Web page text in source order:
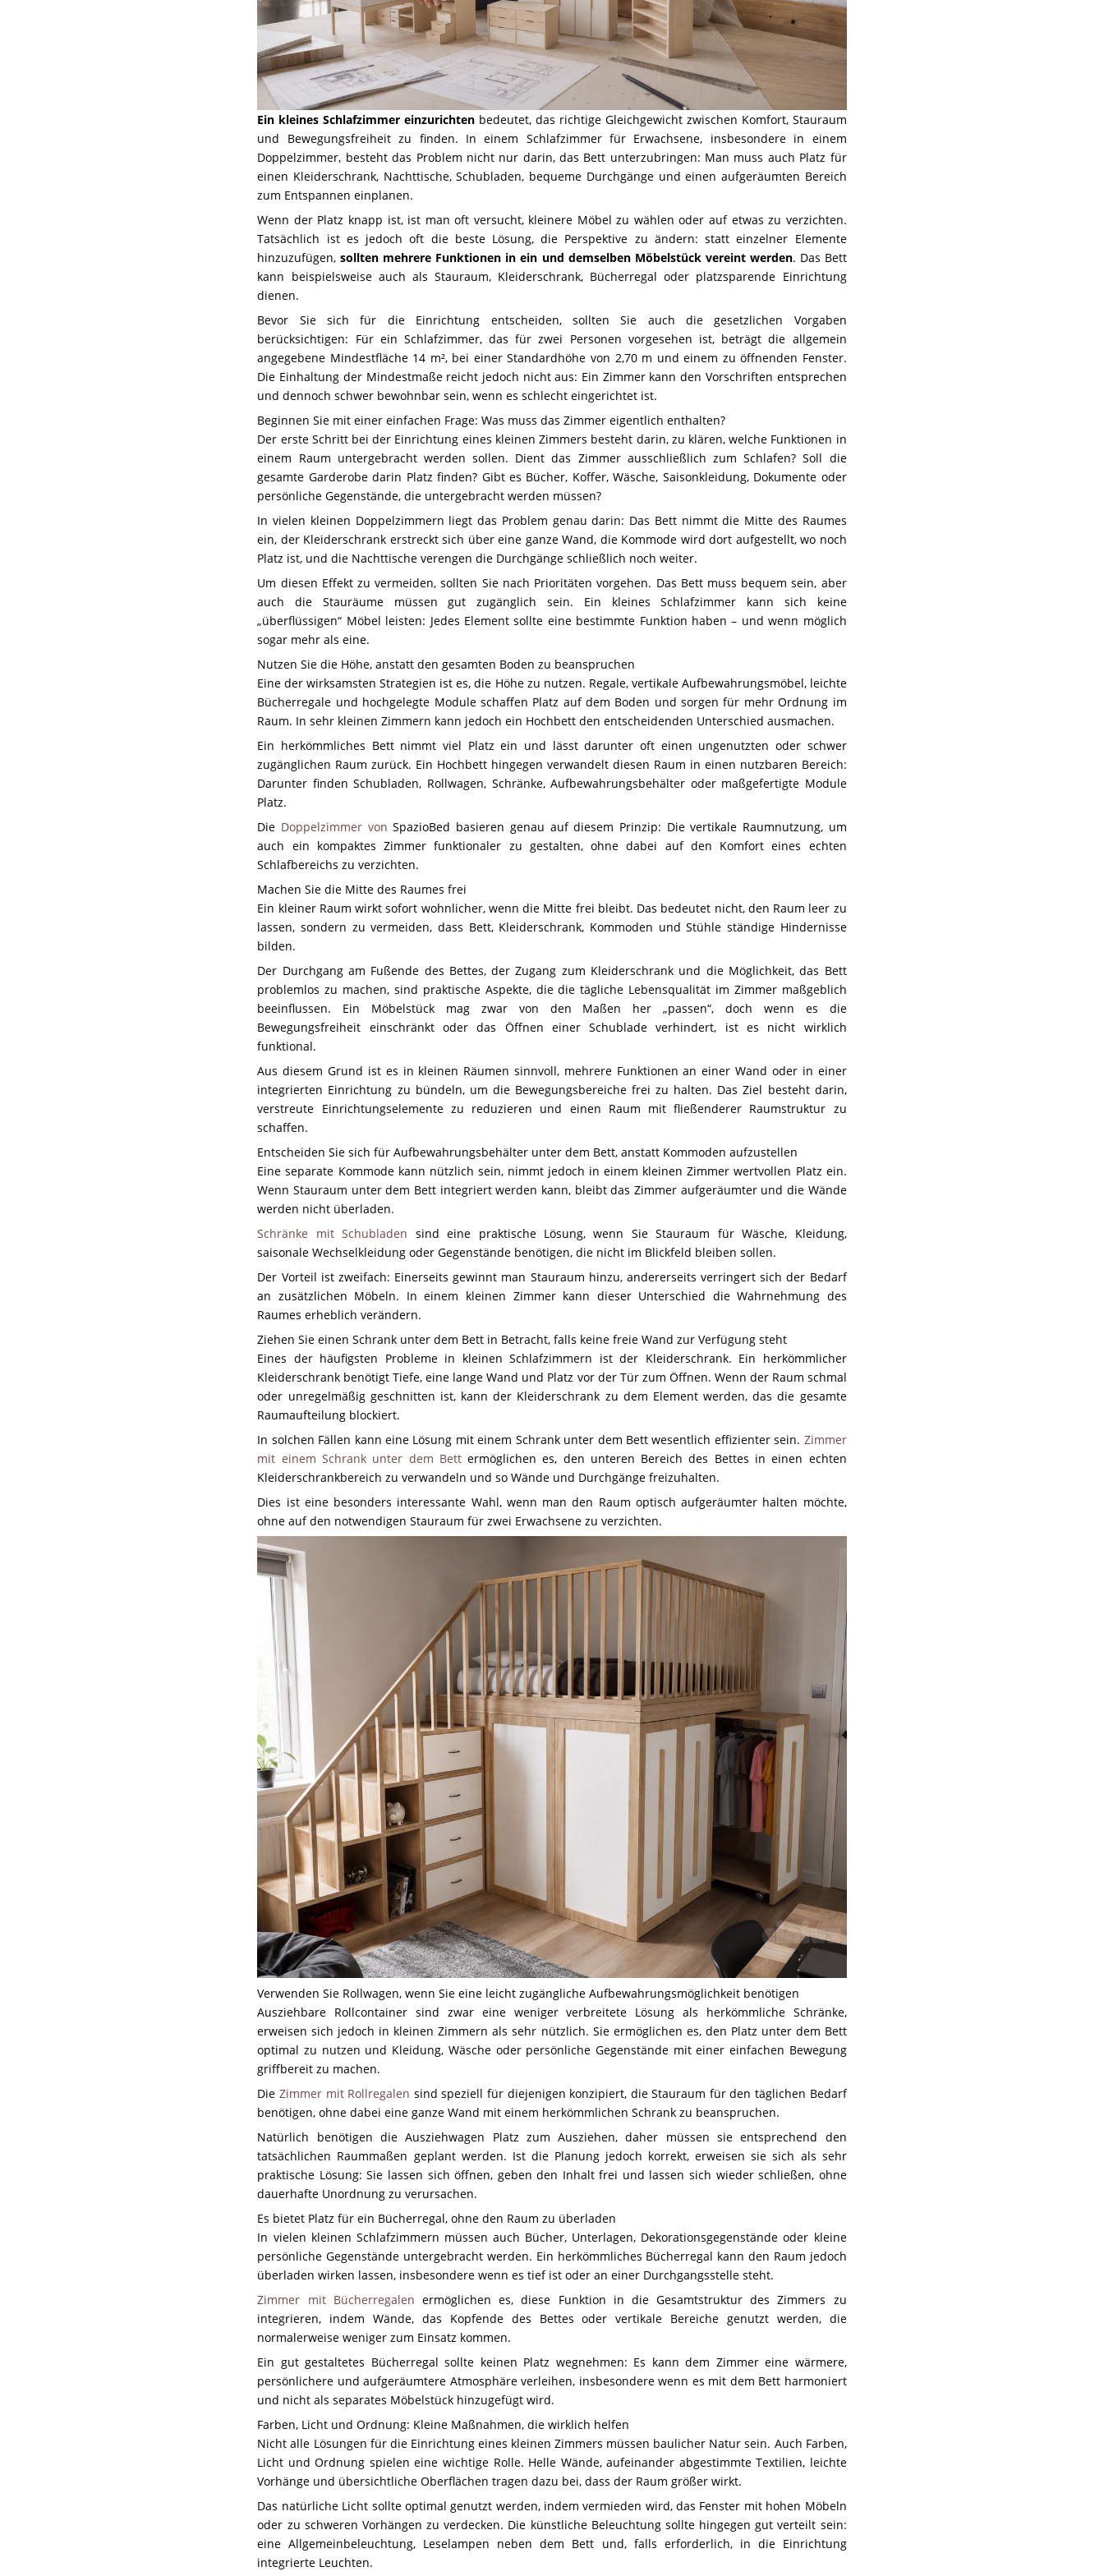
Ein kleines Schlafzimmer einzurichten bedeutet, das richtige Gleichgewicht zwischen Komfort, Stauraum
und Bewegungsfreiheit zu finden. In einem Schlafzimmer für Erwachsene, insbesondere in einem
Doppelzimmer, besteht das Problem nicht nur darin, das Bett unterzubringen: Man muss auch Platz für
einen Kleiderschrank, Nachttische, Schubladen, bequeme Durchgänge und einen aufgeräumten Bereich
zum Entspannen einplanen.
Wenn der Platz knapp ist, ist man oft versucht, kleinere Möbel zu wählen oder auf etwas zu verzichten.
Tatsächlich ist es jedoch oft die beste Lösung, die Perspektive zu ändern: statt einzelner Elemente
hinzuzufügen,sollten mehrere Funktionen in ein und demselben Möbelstück vereint werden. Das Bett
kann beispielsweise auch als Stauraum, Kleiderschrank, Bücherregal oder platzsparende Einrichtung
dienen.
Bevor Sie sich für die Einrichtung entscheiden, sollten Sie auch die gesetzlichen Vorgaben
berücksichtigen: Für ein Schlafzimmer, das für zwei Personen vorgesehen ist, beträgt die allgemein
angegebene Mindestfläche 14 m², bei einer Standardhöhe von 2,70 m und einem zu öffnenden Fenster.
Die Einhaltung der Mindestmaße reicht jedoch nicht aus: Ein Zimmer kann den Vorschriften entsprechen
und dennoch schwer bewohnbar sein, wenn es schlecht eingerichtet ist.
Beginnen Sie mit einer einfachen Frage: Was muss das Zimmer eigentlich enthalten?
Der erste Schritt bei der Einrichtung eines kleinen Zimmers besteht darin, zu klären, welche Funktionen in
einem Raum untergebracht werden sollen. Dient das Zimmer ausschließlich zum Schlafen? Soll die
gesamte Garderobe darin Platz finden? Gibt es Bücher, Koffer, Wäsche, Saisonkleidung, Dokumente oder
persönliche Gegenstände, die untergebracht werden müssen?
In vielen kleinen Doppelzimmern liegt das Problem genau darin: Das Bett nimmt die Mitte des Raumes
ein, der Kleiderschrank erstreckt sich über eine ganze Wand, die Kommode wird dort aufgestellt, wo noch
Platz ist, und die Nachttische verengen die Durchgänge schließlich noch weiter.
Um diesen Effekt zu vermeiden, sollten Sie nach Prioritäten vorgehen. Das Bett muss bequem sein, aber
auch die Stauräume müssen gut zugänglich sein. Ein kleines Schlafzimmer kann sich keine
„überflüssigen“ Möbel leisten: Jedes Element sollte eine bestimmte Funktion haben – und wenn möglich
sogar mehr als eine.
Nutzen Sie die Höhe, anstatt den gesamten Boden zu beanspruchen
Eine der wirksamsten Strategien ist es, die Höhe zu nutzen. Regale, vertikale Aufbewahrungsmöbel, leichte
Bücherregale und hochgelegte Module schaffen Platz auf dem Boden und sorgen für mehr Ordnung im
Raum. In sehr kleinen Zimmern kann jedoch ein Hochbett den entscheidenden Unterschied ausmachen.
Ein herkömmliches Bett nimmt viel Platz ein und lässt darunter oft einen ungenutzten oder schwer
zugänglichen Raum zurück. Ein Hochbett hingegen verwandelt diesen Raum in einen nutzbaren Bereich:
Darunter finden Schubladen, Rollwagen, Schränke, Aufbewahrungsbehälter oder maßgefertigte Module
Platz.
Die Doppelzimmer von SpazioBed basieren genau auf diesem Prinzip: Die vertikale Raumnutzung, um
auch ein kompaktes Zimmer funktionaler zu gestalten, ohne dabei auf den Komfort eines echten
Schlafbereichs zu verzichten.
Machen Sie die Mitte des Raumes frei
Ein kleiner Raum wirkt sofort wohnlicher, wenn die Mitte frei bleibt. Das bedeutet nicht, den Raum leer zu
lassen, sondern zu vermeiden, dass Bett, Kleiderschrank, Kommoden und Stühle ständige Hindernisse
bilden.
Der Durchgang am Fußende des Bettes, der Zugang zum Kleiderschrank und die Möglichkeit, das Bett
problemlos zu machen, sind praktische Aspekte, die die tägliche Lebensqualität im Zimmer maßgeblich
beeinflussen. Ein Möbelstück mag zwar von den Maßen her „passen“, doch wenn es die
Bewegungsfreiheit einschränkt oder das Öffnen einer Schublade verhindert, ist es nicht wirklich
funktional.
Aus diesem Grund ist es in kleinen Räumen sinnvoll, mehrere Funktionen an einer Wand oder in einer
integrierten Einrichtung zu bündeln, um die Bewegungsbereiche frei zu halten. Das Ziel besteht darin,
verstreute Einrichtungselemente zu reduzieren und einen Raum mit fließenderer Raumstruktur zu
schaffen.
Entscheiden Sie sich für Aufbewahrungsbehälter unter dem Bett, anstatt Kommoden aufzustellen
Eine separate Kommode kann nützlich sein, nimmt jedoch in einem kleinen Zimmer wertvollen Platz ein.
Wenn Stauraum unter dem Bett integriert werden kann, bleibt das Zimmer aufgeräumter und die Wände
werden nicht überladen.
Schränke mit Schubladen sind eine praktische Lösung, wenn Sie Stauraum für Wäsche, Kleidung,
saisonale Wechselkleidung oder Gegenstände benötigen, die nicht im Blickfeld bleiben sollen.
Der Vorteil ist zweifach: Einerseits gewinnt man Stauraum hinzu, andererseits verringert sich der Bedarf
an zusätzlichen Möbeln. In einem kleinen Zimmer kann dieser Unterschied die Wahrnehmung des
Raumes erheblich verändern.
Ziehen Sie einen Schrank unter dem Bett in Betracht, falls keine freie Wand zur Verfügung steht
Eines der häufigsten Probleme in kleinen Schlafzimmern ist der Kleiderschrank. Ein herkömmlicher
Kleiderschrank benötigt Tiefe, eine lange Wand und Platz vor der Tür zum Öffnen. Wenn der Raum schmal
oder unregelmäßig geschnitten ist, kann der Kleiderschrank zu dem Element werden, das die gesamte
Raumaufteilung blockiert.
In solchen Fällen kann eine Lösung mit einem Schrank unter dem Bett wesentlich effizienter sein. Zimmer
mit einem Schrank unter dem Bettermöglichen es, den unteren Bereich des Bettes in einen echten
Kleiderschrankbereich zu verwandeln und so Wände und Durchgänge freizuhalten.
Dies ist eine besonders interessante Wahl, wenn man den Raum optisch aufgeräumter halten möchte,
ohne auf den notwendigen Stauraum für zwei Erwachsene zu verzichten.
Verwenden Sie Rollwagen, wenn Sie eine leicht zugängliche Aufbewahrungsmöglichkeit benötigen
Ausziehbare Rollcontainer sind zwar eine weniger verbreitete Lösung als herkömmliche Schränke,
erweisen sich jedoch in kleinen Zimmern als sehr nützlich. Sie ermöglichen es, den Platz unter dem Bett
optimal zu nutzen und Kleidung, Wäsche oder persönliche Gegenstände mit einer einfachen Bewegung
griffbereit zu machen.
Die Zimmer mit Rollregalen sind speziell für diejenigen konzipiert, die Stauraum für den täglichen Bedarf
benötigen, ohne dabei eine ganze Wand mit einem herkömmlichen Schrank zu beanspruchen.
Natürlich benötigen die Ausziehwagen Platz zum Ausziehen, daher müssen sie entsprechend den
tatsächlichen Raummaßen geplant werden. Ist die Planung jedoch korrekt, erweisen sie sich als sehr
praktische Lösung: Sie lassen sich öffnen, geben den Inhalt frei und lassen sich wieder schließen, ohne
dauerhafte Unordnung zu verursachen.
Es bietet Platz für ein Bücherregal, ohne den Raum zu überladen
In vielen kleinen Schlafzimmern müssen auch Bücher, Unterlagen, Dekorationsgegenstände oder kleine
persönliche Gegenstände untergebracht werden. Ein herkömmliches Bücherregal kann den Raum jedoch
überladen wirken lassen, insbesondere wenn es tief ist oder an einer Durchgangsstelle steht.
Zimmer mit Bücherregalen ermöglichen es, diese Funktion in die Gesamtstruktur des Zimmers zu
integrieren, indem Wände, das Kopfende des Bettes oder vertikale Bereiche genutzt werden, die
normalerweise weniger zum Einsatz kommen.
Ein gut gestaltetes Bücherregal sollte keinen Platz wegnehmen: Es kann dem Zimmer eine wärmere,
persönlichere und aufgeräumtere Atmosphäre verleihen, insbesondere wenn es mit dem Bett harmoniert
und nicht als separates Möbelstück hinzugefügt wird.
Farben, Licht und Ordnung: Kleine Maßnahmen, die wirklich helfen
Nicht alle Lösungen für die Einrichtung eines kleinen Zimmers müssen baulicher Natur sein. Auch Farben,
Licht und Ordnung spielen eine wichtige Rolle. Helle Wände, aufeinander abgestimmte Textilien, leichte
Vorhänge und übersichtliche Oberflächen tragen dazu bei, dass der Raum größer wirkt.
Das natürliche Licht sollte optimal genutzt werden, indem vermieden wird, das Fenster mit hohen Möbeln
oder zu schweren Vorhängen zu verdecken. Die künstliche Beleuchtung sollte hingegen gut verteilt sein:
eine Allgemeinbeleuchtung, Leselampen neben dem Bett und, falls erforderlich, in die Einrichtung
integrierte Leuchten.